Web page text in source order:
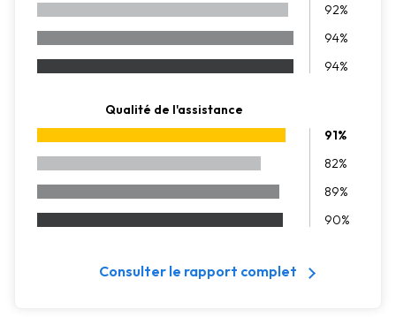
92%
94%
94%
Qualité de l'assistance
91%
82%
89%
90%
Consulter le rapport complet